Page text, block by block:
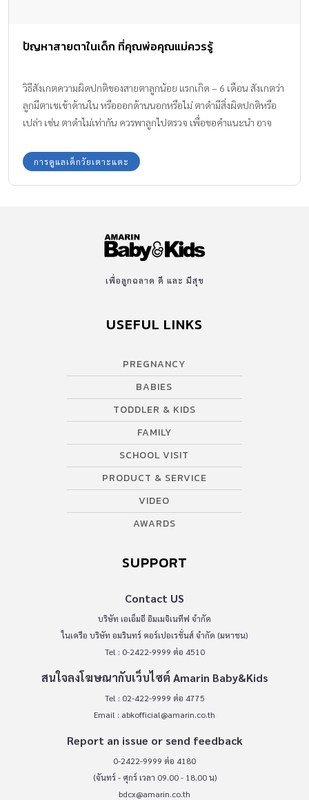
ปัญหาสายตาในเด็ก ที่คุณพ่อคุณแม่ควรรู้
วิธีสังเกตความผิดปกติของสายตาลูกน้อย แรกเกิด – 6 เดือน สังเกตว่า
ลูกมีตาเขเข้าด้านใน หรือออกด้านนอกหรือไม่ ตาดำมีสิ่งผิดปกติหรือ
เปล่า เช่น ตาดำไม่เท่ากัน ควรพาลูกไปตรวจ เพื่อขอคำแนะนำ อาจ
โดยเฉพาะเวลาดูอะไรใกล้ๆ ควรรีบพบแพทย์ ไม่ปล่อยไว้ เพราะบาง
ครั้งพ่อแม่เห็นว่าลูกไม่เจ็บ ก็ละเลย เพราะคิดว่าคงไม่อันตราย เด็กบาง
ได้ สังเกตรูปหน้าเปรียบเทียบความสมดุล และตาดำสองข้างเท่ากัน
หรือไม่ เมื่อลืมตาเต็มที่ หนังตาเปิดกว้างเท่ากันหรือไม่ มีสีขาวขุ่นอยู่
ตรงกลางโดยไม่ทราบสาเหตุหรือไม่ น้ำตาไหลเอ่อตาอยู่เสมอหรือไม่
สะอาด ไม่ควรมีขี้ตา ลูกตาดำทั้งสองข้างไม่ควรมีสีขุ่นขาว ต้องดูใส ลูก
การดูแลเด็กวัยเตาะแตะ
เพื่อลูกฉลาด ดี และ มีสุข
USEFUL LINKS
PREGNANCY
BABIES
TODDLER & KIDS
FAMILY
SCHOOL VISIT
PRODUCT & SERVICE
VIDEO
AWARDS
SUPPORT
Contact US
บริษัท เอเอ็มอี อิมเมจิเนทีฟ จำกัด
ในเครือ บริษัท อมรินทร์ คอร์เปอเรชั่นส์ จำกัด (มหาชน)
Tel : 0-2422-9999 ต่อ 4510
สนใจลงโฆษณากับเว็บไซต์ Amarin Baby&Kids
Tel : 02-422-9999 ต่อ 4775
Email : abkofficial@amarin.co.th
Report an issue or send feedback
0-2422-9999 ต่อ 4180
(จันทร์ - ศุกร์ เวลา 09.00 - 18.00 น)
bdcx@amarin.co.th